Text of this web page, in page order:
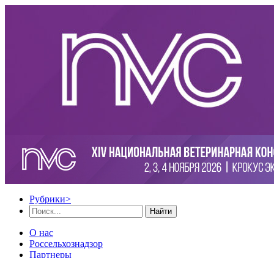
Рубрики>
Найти
О нас
Россельхознадзор
Партнеры